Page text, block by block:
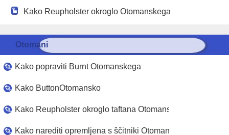
Kako Reupholster okroglo Otomanskega
Otomani
Kako popraviti Burnt Otomanskega
Kako ButtonOtomansko
Kako Reupholster okroglo taftana Otomanskega
Kako narediti opremljena s ščitniki Otomanskega